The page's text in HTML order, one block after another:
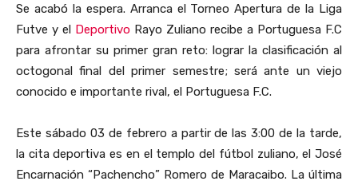
Se acabó la espera. Arranca el Torneo Apertura de la Liga
Futve y el Deportivo Rayo Zuliano recibe a Portuguesa F.C
para afrontar su primer gran reto: lograr la clasificación al
octogonal final del primer semestre; será ante un viejo
conocido e importante rival, el Portuguesa F.C.
Este sábado 03 de febrero a partir de las 3:00 de la tarde,
la cita deportiva es en el templo del fútbol zuliano, el José
Encarnación “Pachencho” Romero de Maracaibo. La última